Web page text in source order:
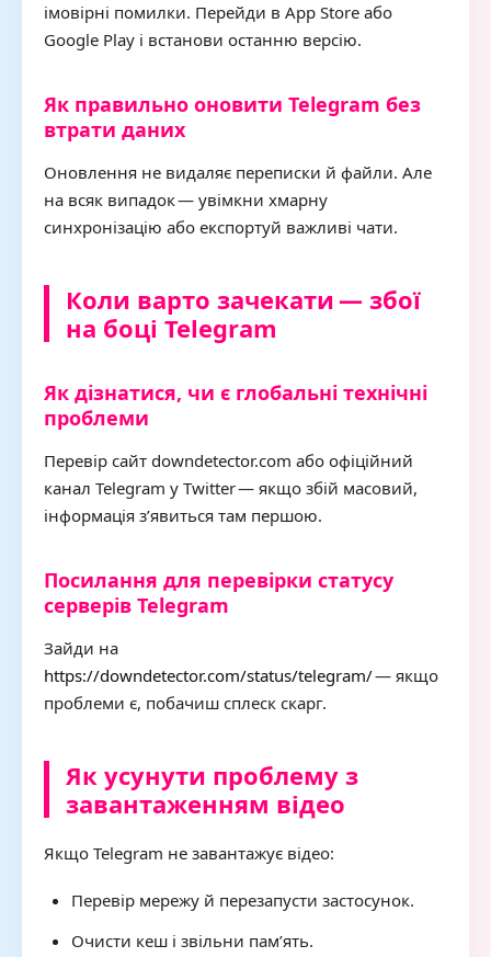
імовірні помилки. Перейди в App Store або
Google Play і встанови останню версію.
Як правильно оновити Telegram без
втрати даних
Оновлення не видаляє переписки й файли. Але
на всяк випадок — увімкни хмарну
синхронізацію або експортуй важливі чати.
Коли варто зачекати — збої
на боці Telegram
Як дізнатися, чи є глобальні технічні
проблеми
Перевір сайт downdetector.com або офіційний
канал Telegram у Twitter — якщо збій масовий,
інформація з’явиться там першою.
Посилання для перевірки статусу
серверів Telegram
Зайди на
https://downdetector.com/status/telegram/— якщо
проблеми є, побачиш сплеск скарг.
Як усунути проблему з
завантаженням відео
Якщо Telegram не завантажує відео:
Перевір мережу й перезапусти застосунок.
Очисти кеш і звільни памʼять.